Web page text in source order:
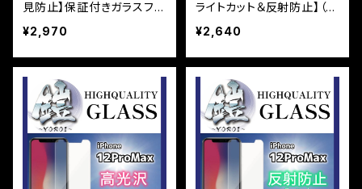
見防止】保証付きガラスフィ
ルム『鎧』全面フルカバー
¥2,970
ライトカット＆反射防止】（マ
ット）保証付きガラスフィル
ム『鎧』全面フルカバー
¥2,640